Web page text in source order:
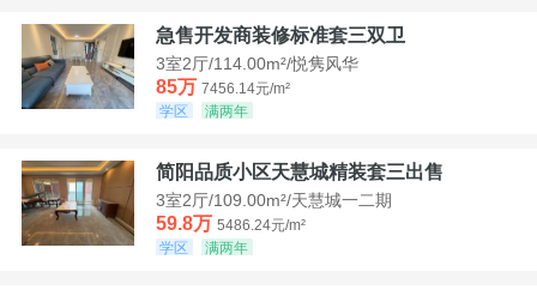
急售开发商装修标准套三双卫
3室2厅/114.00m²/悦隽风华
85万 7456.14元/m²
学区
满两年
简阳品质小区天慧城精装套三出售
3室2厅/109.00m²/天慧城一二期
59.8万 5486.24元/m²
学区
满两年